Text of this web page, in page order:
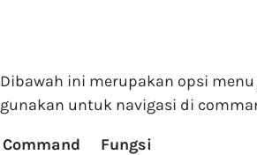
Dibawah ini merupakan opsi
gunakan untuk navigasi di
Command Fungsi